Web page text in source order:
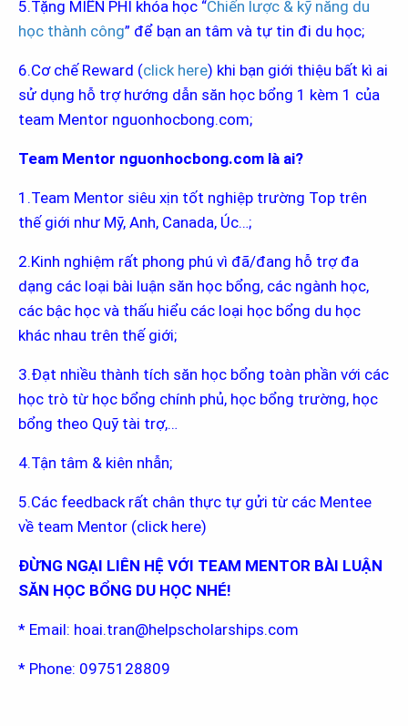
5.Tặng MIỄN PHÍ khóa học “Chiến lược & kỹ năng du
học thành công” để bạn an tâm và tự tin đi du học;
6.Cơ chế Reward (click here) khi bạn giới thiệu bất kì ai
sử dụng hỗ trợ hướng dẫn săn học bổng 1 kèm 1 của
team Mentor nguonhocbong.com;
Team Mentor nguonhocbong.com là ai?
1.Team Mentor siêu xịn tốt nghiệp trường Top trên
thế giới như Mỹ, Anh, Canada, Úc…;
2.Kinh nghiệm rất phong phú vì đã/đang hỗ trợ đa
dạng các loại bài luận săn học bổng, các ngành học,
các bậc học và thấu hiểu các loại học bổng du học
khác nhau trên thế giới;
3.Đạt nhiều thành tích săn học bổng toàn phần với các
học trò từ học bổng chính phủ, học bổng trường, học
bổng theo Quỹ tài trợ,…
4.Tận tâm & kiên nhẫn;
5.Các feedback rất chân thực tự gửi từ các Mentee
về team Mentor (click here)
ĐỪNG NGẠI LIÊN HỆ VỚI TEAM MENTOR BÀI LUẬN
SĂN HỌC BỔNG DU HỌC NHÉ!
* Email: hoai.tran@helpscholarships.com
* Phone: 0975128809